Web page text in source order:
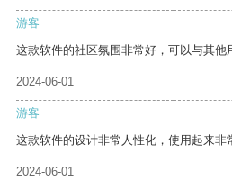
游客
这款软件的社区氛围非常好，可以与其他
2024-06-01
游客
这款软件的设计非常人性化，使用起来非
2024-06-01